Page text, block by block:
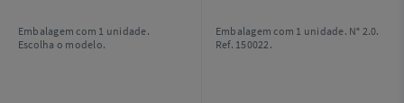
Embalagem com 1 unidade.
Escolha o modelo.
Embalagem com 1 unidade. N° 2.0.
Ref. 150022.